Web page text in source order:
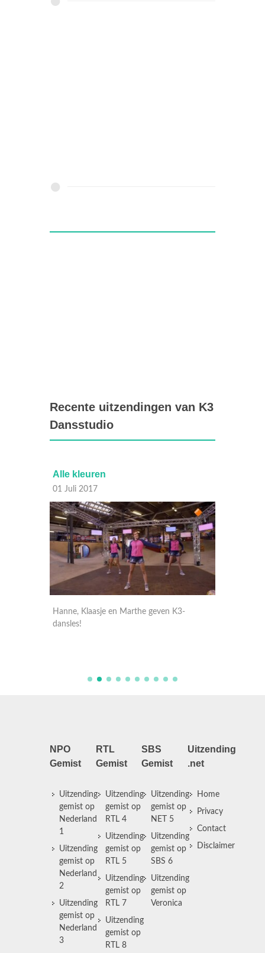
Recente uitzendingen van K3
Dansstudio
Alle kleuren
01 Juli 2017
Hanne, Klaasje en Marthe geven K3-
dansles!
NPO
Gemist
Uitzending
gemist op
Nederland
1
Uitzending
gemist op
Nederland
2
Uitzending
gemist op
Nederland
3
RTL
Gemist
Uitzending
gemist op
RTL 4
Uitzending
gemist op
RTL 5
Uitzending
gemist op
RTL 7
Uitzending
gemist op
RTL 8
SBS
Gemist
Uitzending
gemist op
NET 5
Uitzending
gemist op
SBS 6
Uitzending
gemist op
Veronica
Uitzending
.net
Home
Privacy
Contact
Disclaimer